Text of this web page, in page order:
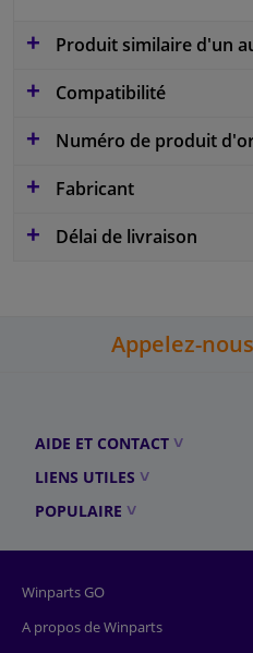
Produit similaire d'un
Compatibilité
Numéro de produit
Fabricant
Délai de livraison
Appelez-nous
AIDE ET CONTACT
LIENS UTILES
POPULAIRE
Winparts GO
A propos de Winparts